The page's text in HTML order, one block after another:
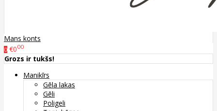
Mans konts
0 €000
Grozs ir tukšs!
Manikīrs
Gēla lakas
Gēli
Poligeli